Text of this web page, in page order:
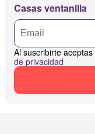
Casas ventanilla
Al suscribirte aceptas
de privacidad